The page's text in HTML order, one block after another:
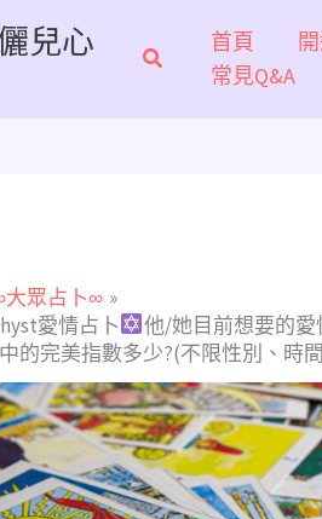
兒心
首頁
常見Q&A
眾占卜∞
愛情占卜
他/她目前想要的
的完美指數多少?(不限性別、時